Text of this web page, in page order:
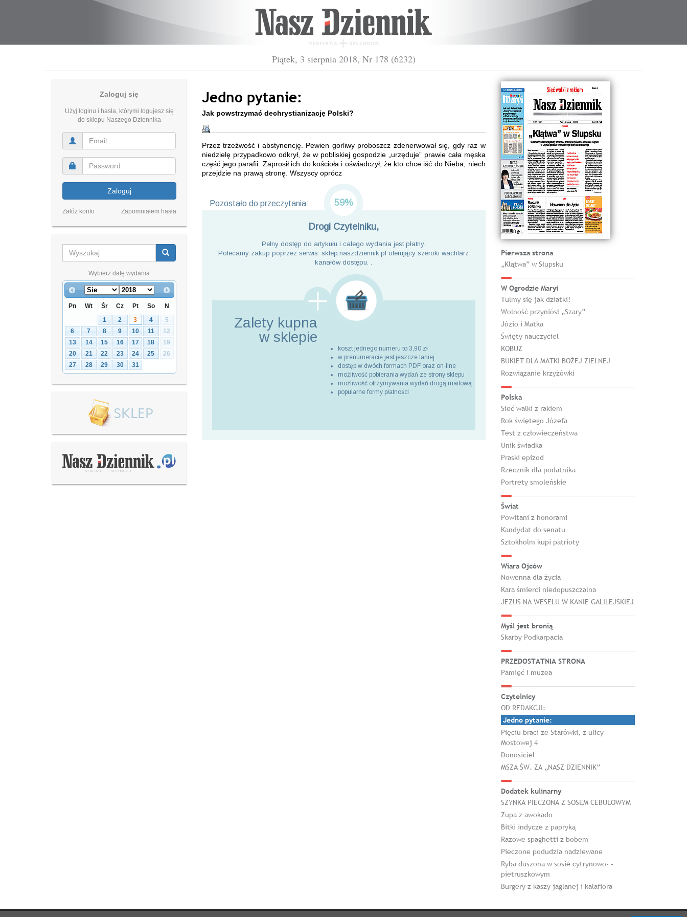
Piątek, 3 sierpnia 2018, Nr 178 (6232)
Zaloguj się
Użyj loginu i hasła, którymi logujesz się
do sklepu Naszego Dziennika
Zaloguj
Załóż konto Zapomniałem hasła
Wybierz datę wydania
Pn Wt Śr Cz Pt So
N
1
2 3 4
5
6
7 8 9 10 11
12
13
14 15 16 17 18
19
20
21 22 23 24 25
26
27
28 29 30 31
Jedno pytanie:
Jak powstrzymać dechrystianizację Polski?
Przez trzeźwość i abstynencję. Pewien gorliwy proboszcz zdenerwował się, gdy raz w
niedzielę przypadkowo odkrył, że w pobliskiej gospodzie „urzęduje” prawie cała męska
część jego parafii. Zaprosił ich do kościoła i oświadczył, że kto chce iść do Nieba, niech
przejdzie na prawą stronę. Wszyscy oprócz
Pozostało do przeczytania: 59%
Drogi Czytelniku,
Pełny dostęp do artykułu i całego wydania jest płatny.
Polecamy zakup poprzez serwis: sklep.naszdziennik.pl oferujący szeroki wachlarz
kanałów dostępu. .
Zalety kupna
w sklepie
koszt jednego numeru to 3,90 zł
w prenumeracie jest jeszcze taniej
dostęp w dwóch formach PDF oraz on-line
możliwość pobierania wydań ze strony sklepu
możliwość otrzymywania wydań drogą mailową
popularne formy płatności
Pierwsza strona
„Klątwa” w Słupsku
W Ogrodzie Maryi
Tulmy się jak dziatki!
Wolność przyniósł „Szary”
Józio i Matka
Święty nauczyciel
KOBUZ
BUKIET DLA MATKI BOŻEJ ZIELNEJ
Rozwiązanie krzyżówki
Polska
Sieć walki z rakiem
Rok świętego Józefa
Test z człowieczeństwa
Unik świadka
Praski epizod
Rzecznik dla podatnika
Portrety smoleńskie
Świat
Powitani z honorami
Kandydat do senatu
Sztokholm kupi patrioty
Wiara Ojców
Nowenna dla życia
Kara śmierci niedopuszczalna
JEZUS NA WESELU W KANIE GALILEJSKIEJ
Myśl jest bronią
Skarby Podkarpacia
PRZEDOSTATNIA STRONA
Pamięć i muzea
Czytelnicy
OD REDAKCJI:
Jedno pytanie:
Pięciu braci ze Starówki, z ulicy
Mostowej 4
Donosiciel
MSZA ŚW. ZA „NASZ DZIENNIK”
Dodatek kulinarny
SZYNKA PIECZONA Z SOSEM CEBULOWYM
Zupa z awokado
Bitki indycze z papryką
Razowe spaghetti z bobem
Pieczone podudzia nadziewane
Ryba duszona w sosie cytrynowo- -
pietruszkowym
Burgery z kaszy jaglanej i kalafiora